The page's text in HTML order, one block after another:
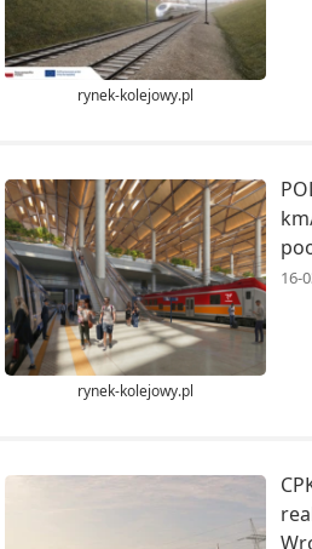
rynek-kolejowy.pl
rynek-kolejowy.pl
16-